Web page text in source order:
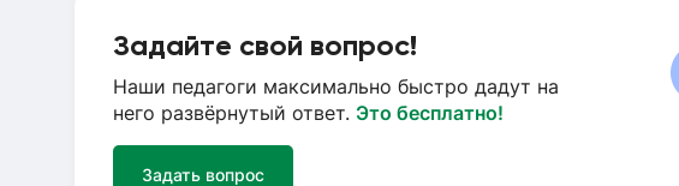
Задайте свой вопрос!
Наши педагоги максимально быстро дадут на
него развёрнутый ответ. Это бесплатно!
Задать вопрос